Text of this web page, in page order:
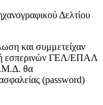
Δελτίου
και συμμετείχαν
ή εσπερινών ΓΕΛ/ΕΠΑΛ
θα
(password)